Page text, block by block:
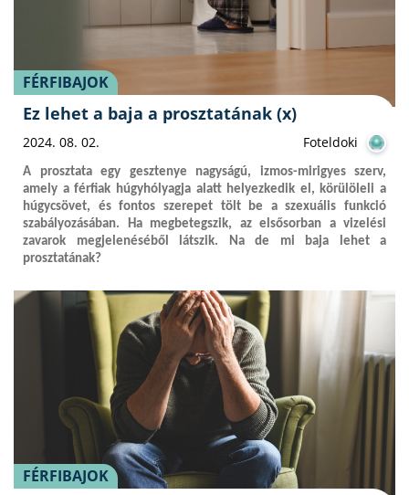
FÉRFIBAJOK
Ez lehet a baja a prosztatának (x)
2024. 08. 02. Foteldoki
A prosztata egy gesztenye nagyságú, izmos-mirigyes szerv,
amely a férfiak húgyhólyagja alatt helyezkedik el, körülöleli a
húgycsövet, és fontos szerepet tölt be a szexuális funkció
szabályozásában. Ha megbetegszik, az elsősorban a vizelési
zavarok megjelenéséből látszik. Na de mi baja lehet a
prosztatának?
FÉRFIBAJOK